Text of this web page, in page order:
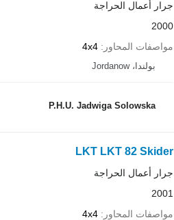
جرار أعمال الحراجة
2000
مواصفات المحاور
4x4
بولندا، Jordanow
P.H.U. Jadwiga Solowska
LKT LKT 82 Skider
جرار أعمال الحراجة
2001
مواصفات المحاور
4x4